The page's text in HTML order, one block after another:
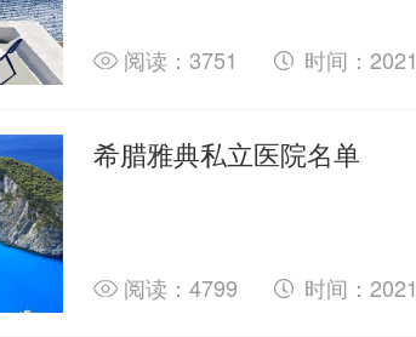
阅读：3751 时间：
希腊雅典私立医院名单
阅读：4799 时间：